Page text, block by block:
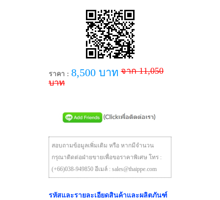
ราคา : 8,500 บาท จาก 11,050
บาท
สอบถามข้อมูลเพิ่มเติม หรือ หากมีจำนวน
กรุณาติดต่อฝ่ายขายเพื่อขอราคาพิเศษ โทร :
(+66)038-949850 อีเมล์ : sales@thaippe.com
รหัสและรายละเอียดสินค้าและผลิตภันฑ์